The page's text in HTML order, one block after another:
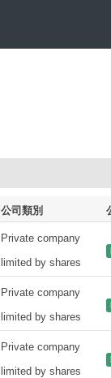
公司類別
Private company
limited by shares
Private company
limited by shares
Private company
limited by shares